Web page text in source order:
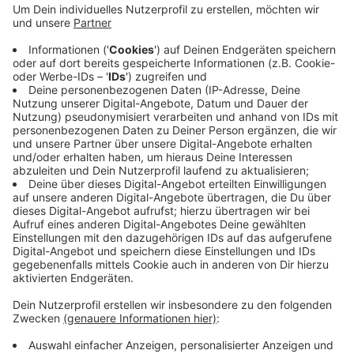
fühle sich weiter sicher und habe keine Angst bei
Weg sein, meint der Wuppertaler Veranstalter. Man
dürfe sich von Fanatikern nicht den Spaß am Leben
nehmen lassen. Derkum organisiert auch das
Bergische Oktoberfest in einem Monat in
Solingen.
Veröffentlicht:Dienstag, 27.08.2024 18:09
Anzeige